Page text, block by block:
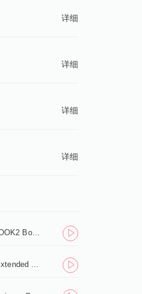
详细
详细
详细
详细
Mike Candys - Push It (DB2N WOOK2 Bounce Edit).mp3
Denis First, Reznikov - Empty (Extended Mix).mp3